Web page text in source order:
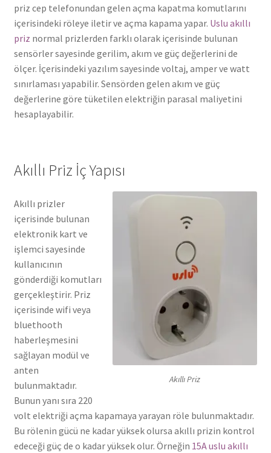
priz cep telefonundan gelen açma kapatma komutlarını
içerisindeki röleye iletir ve açma kapama yapar. Uslu akıllı
priz normal prizlerden farklı olarak içerisinde bulunan
sensörler sayesinde gerilim, akım ve güç değerlerini de
ölçer. İçerisindeki yazılım sayesinde voltaj, amper ve watt
sınırlaması yapabilir. Sensörden gelen akım ve güç
değerlerine göre tüketilen elektriğin parasal maliyetini
hesaplayabilir.
Akıllı Priz İç Yapısı
Akıllı Priz
Akıllı prizler
içerisinde bulunan
elektronik kart ve
işlemci sayesinde
kullanıcının
gönderdiği komutları
gerçekleştirir. Priz
içerisinde wifi veya
bluethooth
haberleşmesini
sağlayan modül ve
anten
bulunmaktadır.
Bunun yanı sıra 220
volt elektriği açma kapamaya yarayan röle bulunmaktadır.
Bu rölenin gücü ne kadar yüksek olursa akıllı prizin kontrol
edeceği güç de o kadar yüksek olur. Örneğin 15A uslu akıllı